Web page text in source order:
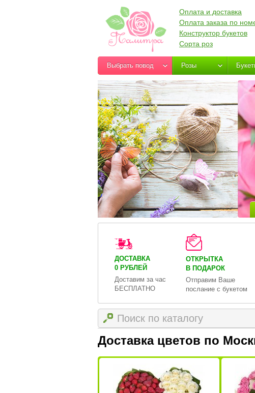
Оплата и доставка
Оплата заказа по
Конструктор букетов
Сорта роз
Выбрать повод Розы
ДОСТАВКА
0 РУБЛЕЙ
Доставим за час
БЕСПЛАТНО
ОТКРЫТКА
В ПОДАРОК
Отправим Ваше
послание с букетом
Доставка цветов по